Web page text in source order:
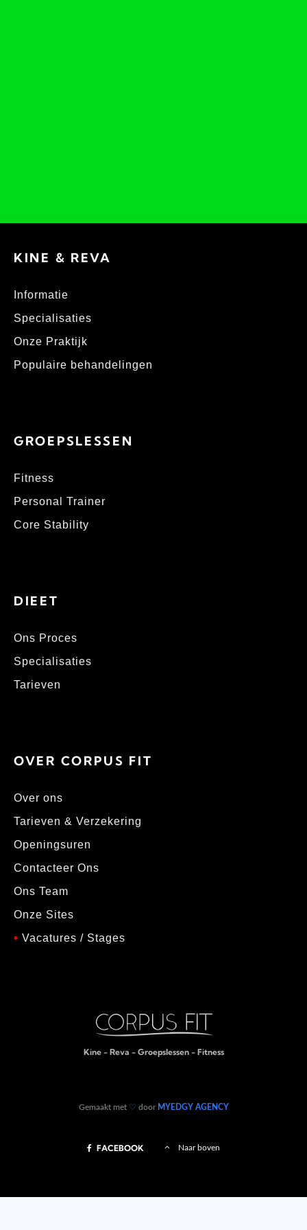
KINE & REVA
Informatie
Specialisaties
Onze Praktijk
Populaire behandelingen
GROEPSLESSEN
Fitness
Personal Trainer
Core Stability
DIEET
Ons Proces
Specialisaties
Tarieven
OVER CORPUS FIT
Over ons
Tarieven & Verzekering
Openingsuren
Contacteer Ons
Ons Team
Onze Sites
• Vacatures / Stages
Kine - Reva - Groepslessen - Fitness
Gemaakt met ♡ door MYEDGY AGENCY
FACEBOOK Naar boven